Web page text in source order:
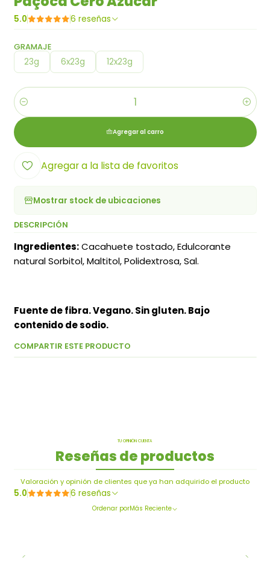
5.0 6 reseñas
GRAMAJE
23g 6x23g 12x23g
Cantidad
Agregar al carro
Agregar a la lista de favoritos
Mostrar stock de ubicaciones
DESCRIPCIÓN
Ingredientes:Cacahuete tostado, Edulcorante
natural Sorbitol, Maltitol, Polidextrosa, Sal.
Fuente de fibra. Vegano. Sin gluten. Bajo
contenido de sodio.
COMPARTIR ESTE PRODUCTO
TU OPINIÓN CUENTA
Reseñas de productos
Valoración y opinión de clientes que ya han adquirido el producto
5.0 6 reseñas
Ordenar porMás Reciente